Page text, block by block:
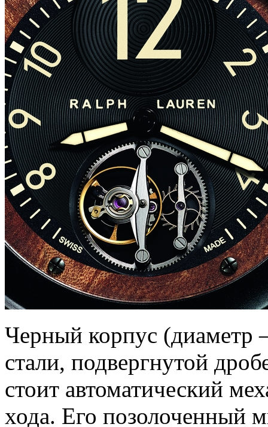
Черный корпус (диаметр
стали, подвергнутой
стоит автоматический
хода. Его позолоченный